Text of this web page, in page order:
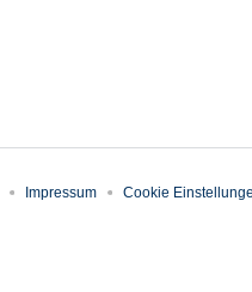
Impressum Cookie